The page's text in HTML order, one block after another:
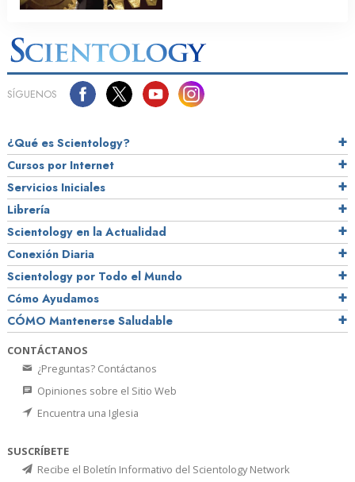
SÍGUENOS
¿Qué es Scientology?
Cursos por Internet
Servicios Iniciales
Librería
Scientology en la Actualidad
Conexión Diaria
Scientology por Todo el Mundo
Cómo Ayudamos
CÓMO Mantenerse Saludable
CONTÁCTANOS
¿Preguntas? Contáctanos
Opiniones sobre el Sitio Web
Encuentra una Iglesia
SUSCRÍBETE
Recibe el Boletín Informativo del Scientology Network